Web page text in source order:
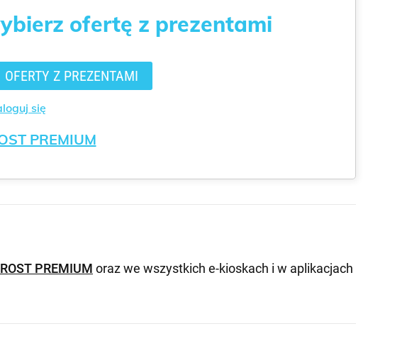
ofertę z prezentami
OFERTY Z PREZENTAMI
się
PREMIUM
PREMIUM oraz we wszystkich e-kioskach i w aplikacjach